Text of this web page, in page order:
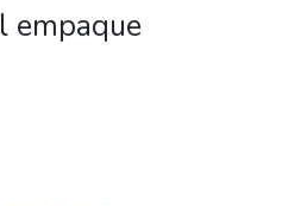
Statistics
empaque